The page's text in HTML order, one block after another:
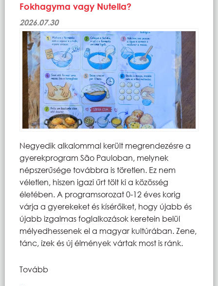
Fokhagyma vagy Nutella?
2026.07.30
Negyedik alkalommal került megrendezésre a
gyerekprogram São Pauloban, melynek
népszerűsége továbbra is töretlen. Ez nem
véletlen, hiszen igazi űrt tölt ki a közösség
életében. A programsorozat 0-12 éves korig
várja a gyerekeket és kísérőiket, hogy újabb és
újabb izgalmas foglalkozások keretein belül
mélyedhessenek el a magyar kultúrában. Zene,
tánc, ízek és új élmények vártak most is ránk.
Tovább